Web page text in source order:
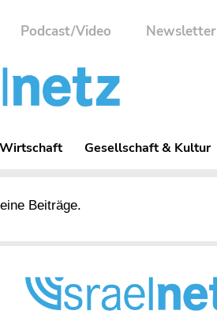
Podcast/Video Newsletter
Gesellschaft & Kultur
Beiträge.